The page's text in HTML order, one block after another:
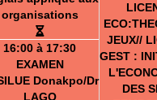
organisations
16:00 à 17:30
EXAMEN
Donakpo/Dr
LAGO
JEUX//
GEST :
DES